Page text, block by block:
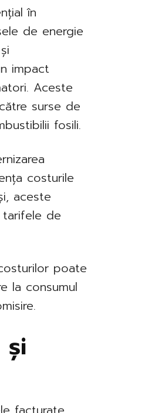
în
de energie
impact
Aceste
surse de
fosili.
costurile
aceste
de
poate
la consumul